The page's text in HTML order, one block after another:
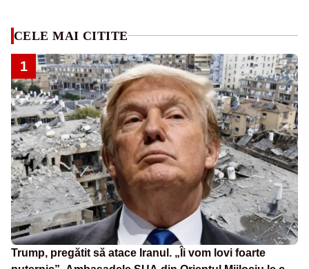
CELE MAI CITITE
1
Trump, pregătit să atace Iranul. „Îi vom lovi foarte